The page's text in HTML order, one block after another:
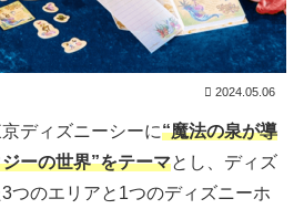
2024.05.06
ディズニーシーに“魔法の泉が導
ーの世界”をテーマとし、ディズ
つのエリアと1つのディズニーホ